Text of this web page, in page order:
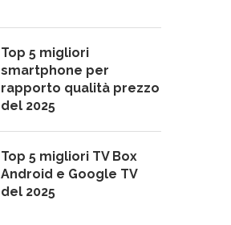
Top 5 migliori
smartphone per
rapporto qualità prezzo
del 2025
Top 5 migliori TV Box
Android e Google TV
del 2025